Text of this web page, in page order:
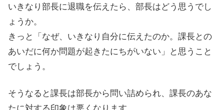
いきなり部長に退職を伝えたら、部長はどう思うでし
ょうか。
きっと「なぜ、いきなり自分に伝えたのか。課長との
あいだに何か問題が起きたにちがいない」と思うこと
でしょう。
そうなると課長は部長から問い詰められ、課長のあな
たに対する印象は悪くなります。